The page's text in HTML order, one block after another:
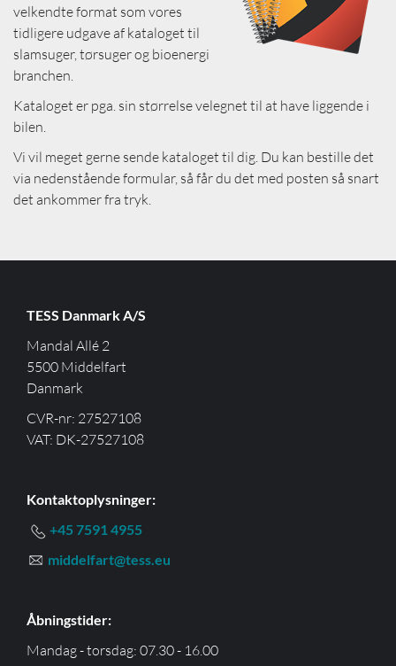
velkendte format som vores
tidligere udgave af kataloget til
slamsuger, tørsuger og bioenergi
branchen.
Kataloget er pga. sin størrelse velegnet til at have liggende i
bilen.
Vi vil meget gerne sende kataloget til dig. Du kan bestille det
via nedenstående formular, så får du det med posten så snart
det ankommer fra tryk.
TESS Danmark A/S
Mandal Allé 2
5500 Middelfart
Danmark
CVR-nr: 27527108
VAT: DK-27527108
Kontaktoplysninger:
+45 7591 4955
middelfart@tess.eu
Åbningstider:
Mandag - torsdag: 07.30 - 16.00